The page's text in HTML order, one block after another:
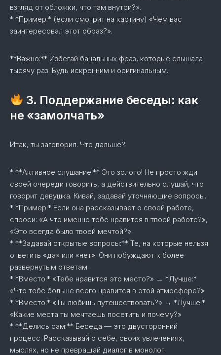
взгляд от обложки, что там внутри?».
* *Пример:* (если смотрит на картину) «Чем вас
заинтересовал этот образ?».
**Важно:** Избегай банальных фраз, которые слышала
тысячу раз. Будь искренним и оригинальным.
3. Поддержание беседы: как
не «замолчать»
Итак, ты заговорил. Что дальше?
* **Активное слушание:** Это золото! Не просто жди
своей очереди говорить, а действительно слушай, что
говорит девушка. Кивай, задавай уточняющие вопросы.
* *Пример:* Если она рассказывает о своей работе,
спроси: «А что именно тебе нравится в твоей работе?»,
«Это всегда было твоей мечтой?».
* **Задавай открытые вопросы:** Те, на которые нельзя
ответить «да» или «нет». Они побуждают к более
развернутым ответам.
* *Вместо:* «Тебе нравится это место?» → *Лучше:*
«Что тебе больше всего нравится в этой атмосфере?»
* *Вместо:* «Ты любишь путешествовать?» → *Лучше:*
«Какие места ты мечтаешь посетить и почему?»
* **Делись сам:** Беседа — это двусторонний
процесс. Рассказывай о себе, своих увлечениях,
мыслях, но не превращай диалог в монолог.